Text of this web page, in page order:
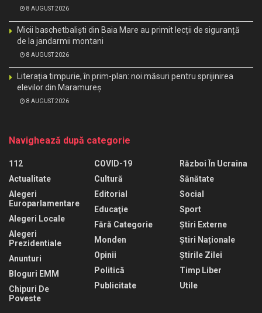
8 AUGUST 2026
Micii baschetbaliști din Baia Mare au primit lecții de siguranță
de la jandarmii montani
8 AUGUST 2026
Literația timpurie, în prim-plan: noi măsuri pentru sprijinirea
elevilor din Maramureș
8 AUGUST 2026
Navighează după categorie
112
Actualitate
Alegeri
Europarlamentare
Alegeri Locale
Alegeri
Prezidentiale
Anunturi
Bloguri EMM
Chipuri De
Poveste
COVID-19
Cultură
Editorial
Educaţie
Fără Categorie
Monden
Opinii
Politică
Publicitate
Război În Ucraina
Sănătate
Social
Sport
Știri Externe
Știri Naționale
Știrile Zilei
Timp Liber
Utile